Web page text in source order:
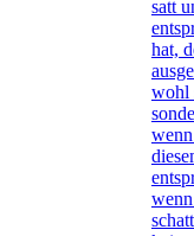
satt
hat,
wohl